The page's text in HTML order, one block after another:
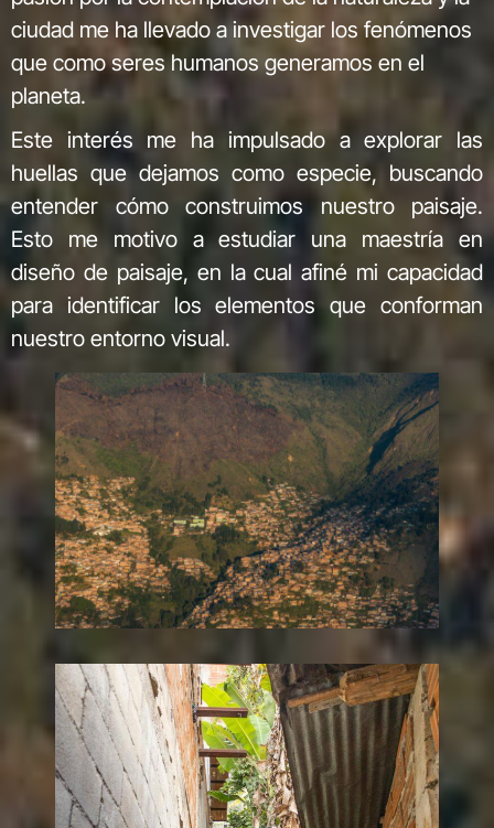
ciudad me ha llevado a investigar los fenómenos
que como seres humanos generamos en el
planeta.
Este interés me ha impulsado a explorar las
huellas que dejamos como especie, buscando
entender cómo construimos nuestro paisaje.
Esto me motivo a estudiar una maestría en
diseño de paisaje, en la cual afiné mi capacidad
para identificar los elementos que conforman
nuestro entorno visual.